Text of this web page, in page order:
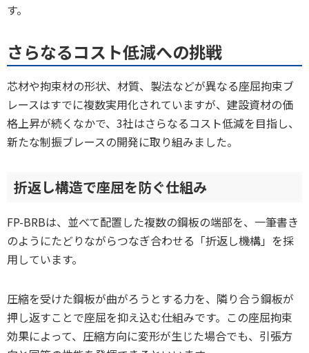
す。
さらなるコスト低減への挑戦
芯材や拘束材の形状、材質、製法などが異なる座屈拘束ブ
レースはすでに複数実用化されていますが、建設資材の価
格上昇が続くなかで、3社はさらなるコスト低減を目指し、
新たな制振ブレースの開発に取り組みました。
折返し構造で座屈を防ぐ仕組み
FP-BRBは、並べて配置した複数の鋼板の端部を、一筆書き
のようにたどりながらつなぎ合わせる「折返し機構」を採
用しています。
圧縮を受けた鋼板が曲がろうとする力を、隣り合う鋼板が
押し返すことで座屈を抑え込む仕組みです。この座屈拘束
効果によって、圧縮方向に変形が生じた場合でも、引張方